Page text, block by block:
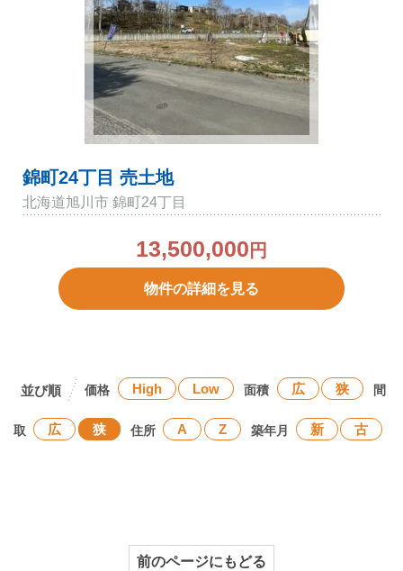
錦町24丁目 売土地
北海道旭川市 錦町24丁目
13,500,000 円
物件の詳細を見る
価格 High Low 面積 広 狭 間
取 広 狭 住所 A Z 築年月 新 古
前のページにもどる